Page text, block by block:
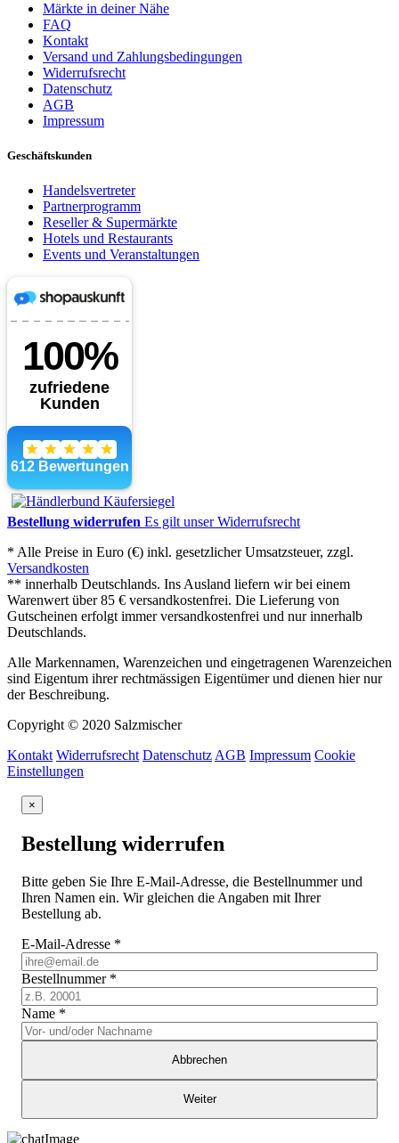
Märkte in deiner Nähe
FAQ
Kontakt
Versand und Zahlungsbedingungen
Widerrufsrecht
Datenschutz
AGB
Impressum
Geschäftskunden
Handelsvertreter
Partnerprogramm
Reseller & Supermärkte
Hotels und Restaurants
Events und Veranstaltungen
Bestellung widerrufen Es gilt unser Widerrufsrecht
* Alle Preise in Euro (€) inkl. gesetzlicher Umsatzsteuer, zzgl.
Versandkosten
** innerhalb Deutschlands. Ins Ausland liefern wir bei einem
Warenwert über 85 € versandkostenfrei. Die Lieferung von
Gutscheinen erfolgt immer versandkostenfrei und nur innerhalb
Deutschlands.
Alle Markennamen, Warenzeichen und eingetragenen Warenzeichen
sind Eigentum ihrer rechtmässigen Eigentümer und dienen hier nur
der Beschreibung.
Copyright © 2020 Salzmischer
Kontakt Widerrufsrecht Datenschutz AGB Impressum Cookie
Einstellungen
×
Bestellung widerrufen
Bitte geben Sie Ihre E-Mail-Adresse, die Bestellnummer und
Ihren Namen ein. Wir gleichen die Angaben mit Ihrer
Bestellung ab.
E-Mail-Adresse *
Bestellnummer *
Name *
Abbrechen
Weiter